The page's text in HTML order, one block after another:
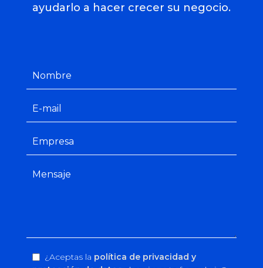
ayudarlo a hacer crecer su negocio.
¿Aceptas la política de privacidad y